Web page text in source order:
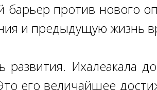
барьер против нового
и предыдущую жизнь
развития. Ихалеакала
его величайшее